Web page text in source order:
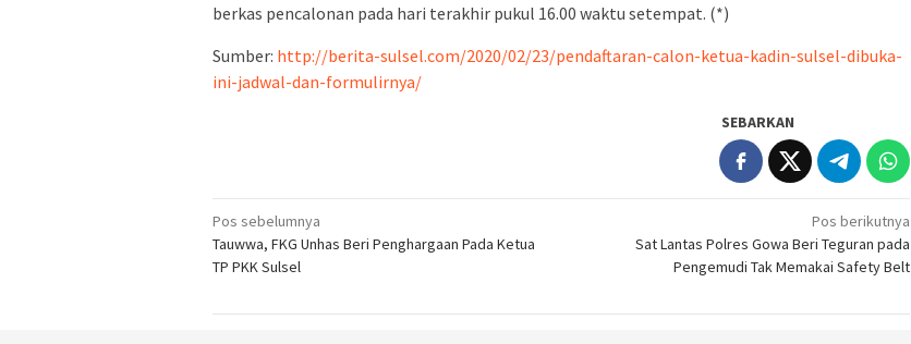
berkas pencalonan pada hari terakhir pukul 16.00 waktu setempat. (*)
Sumber: http://berita-sulsel.com/2020/02/23/pendaftaran-calon-ketua-kadin-sulsel-dibuka-
ini-jadwal-dan-formulirnya/
SEBARKAN
Navigasi
pos
Pos sebelumnya
Tauwwa, FKG Unhas Beri Penghargaan Pada Ketua
TP PKK Sulsel
Pos berikutnya
Sat Lantas Polres Gowa Beri Teguran pada
Pengemudi Tak Memakai Safety Belt